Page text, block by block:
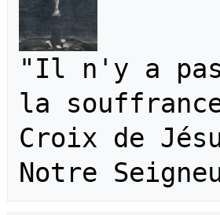
"Il n'y a
la
Croix de